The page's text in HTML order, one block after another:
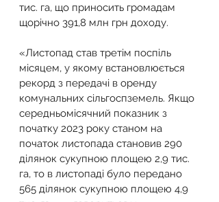
тис. га, що приносить громадам
щорічно 391,8 млн грн доходу.
«Листопад став третім поспіль
місяцем, у якому встановлюється
рекорд з передачі в оренду
комунальних сільгоспземель. Якщо
середньомісячний показник з
початку 2023 року станом на
початок листопада становив 290
ділянок сукупною площею 2,9 тис.
га, то в листопаді було передано
565 ділянок сукупною площею 4,9